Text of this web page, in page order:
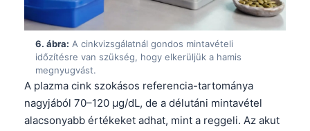
6. ábra: A cinkvizsgálatnál gondos mintavételi
időzítésre van szükség, hogy elkerüljük a hamis
megnyugvást.
A plazma cink szokásos referencia-tartománya
nagyjából 70–120 µg/dL, de a délutáni mintavétel
alacsonyabb értékeket adhat, mint a reggeli. Az akut
Bosanski
Azərbaycan dili
日本語
Čeština
ქართული